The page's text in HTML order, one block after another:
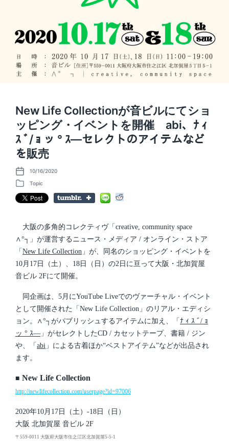
New Life Collectionが音ビルにてショ
ッピング・イベントを開催 abi、ﾅ ｨ
ｽ ﾞ/ ｮ ッ ° ｽ―セレクトのアイテムなど
を販売
P
o
t
d
10/16/2020
P
o
s
n
Topic
大阪の多角的コレクティヴ「creative, community space
∧°┐」が運営するニュース・メディア / オンライン・ストア
「 New Life Collection 」が、同名のショッピング・イベントを
10月17日（土）、18日（日）の2日に亘って大阪・北加賀屋
音ビル 2Fにて開催。
同企画は、5月にYouTube Liveでのヴァーチャル・イベント
として開催された「New Life Collection」のリアル・エディシ
ョン。∧°┐がパブリッシュするアイテムに加え、「 ﾅ ｨ ｽ ﾞ/ ｮ
ッ ° ｽ― 」がセレクトしたCD / カセットテープ、書籍 / ジン
や、「 abi 」による古着ほか“ベストアイテム”などが出品され
ます。
■ New Life Collection
http://newlifecollection.com/userpage?id=97006
2020年10月17日（土）-18日（日）
大阪 北加賀屋 音ビル 2F
〒559-0011 大阪府大阪市住之江区北加賀屋5-5-1